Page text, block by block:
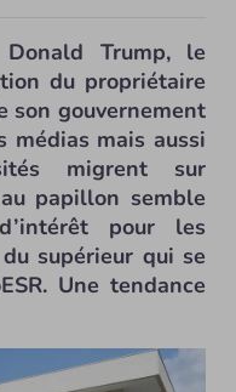
Trump, le
du propriétaire
son gouvernement
médias mais aussi
migrent sur
papillon semble
pour les
supérieur qui se
Une tendance